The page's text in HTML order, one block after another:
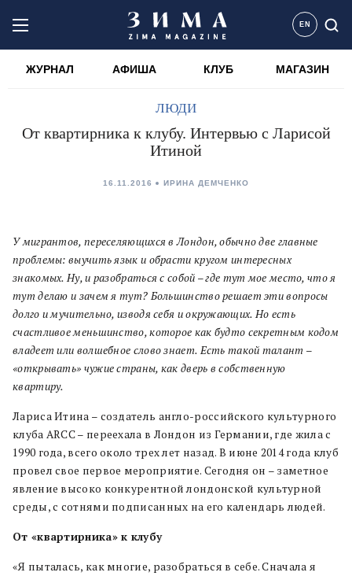
EN
ЖУРНАЛ АФИША КЛУБ МАГАЗИН
ЛЮДИ
От квартирника к клубу. Интервью c Ларисой
Итиной
16.11.2016 ИРИНА ДЕМЧЕНКО
У мигрантов, переселяющихся в Лондон, обычно две главные
проблемы: выучить язык и обрасти кругом интересных
знакомых. Ну, и разобраться с собой – где тут мое место, что я
тут делаю и зачем я тут? Большинство решает эти вопросы
долго и мучительно, изводя себя и окружающих. Но есть
счастливое меньшинство, которое как будто секретным кодом
владеет или волшебное слово знает. Есть такой талант –
«открывать» чужие страны, как дверь в собственную
квартиру.
Лариса Итина – создатель англо-российского культурного
клуба ARCC – переехала в Лондон из Германии, где жила с
1990 года, всего около трех лет назад. В июне 2014 года клуб
провел свое первое мероприятие. Сегодня он – заметное
явление высоко конкурентной лондонской культурной
среды, с сотнями подписанных на его календарь людей.
От «квартирника» к клубу
«Я пыталась, как многие, разобраться в себе. Сначала я